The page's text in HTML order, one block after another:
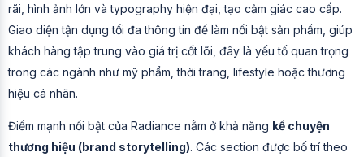
rãi, hình ảnh lớn và typography hiện đại, tạo cảm giác cao cấp.
Giao diện tận dụng tối đa thông tin để làm nổi bật sản phẩm, giúp
khách hàng tập trung vào giá trị cốt lõi, đây là yếu tố quan trọng
trong các ngành như mỹ phẩm, thời trang, lifestyle hoặc thương
hiệu cá nhân.
Điểm mạnh nổi bật của Radiance nằm ở khả năng kể chuyện
thương hiệu (brand storytelling). Các section được bố trí theo